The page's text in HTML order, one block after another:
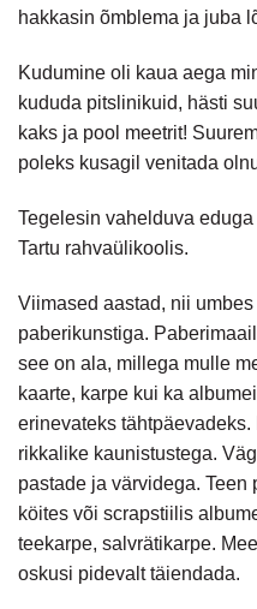
hakkasin õmblema ja juba
Kudumine oli kaua aega
kududa pitslinikuid, hästi
kaks ja pool meetrit!
poleks kusagil venitada
Tegelesin vahelduva
Tartu rahvaülikoolis.
Viimased aastad, nii
paberikunstiga.
see on ala, millega mulle
kaarte, karpe kui ka
erinevateks
rikkalike kaunistustega.
pastade ja värvidega.
köites või scrapstiilis
teekarpe, salvrätikarpe.
oskusi pidevalt täiendada.